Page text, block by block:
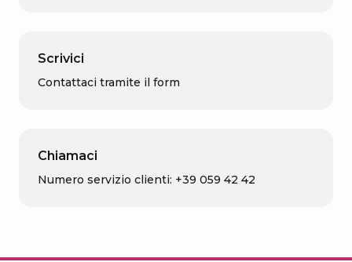
Scrivici
Contattaci tramite il form
Chiamaci
Numero servizio clienti: +39 059 42 42